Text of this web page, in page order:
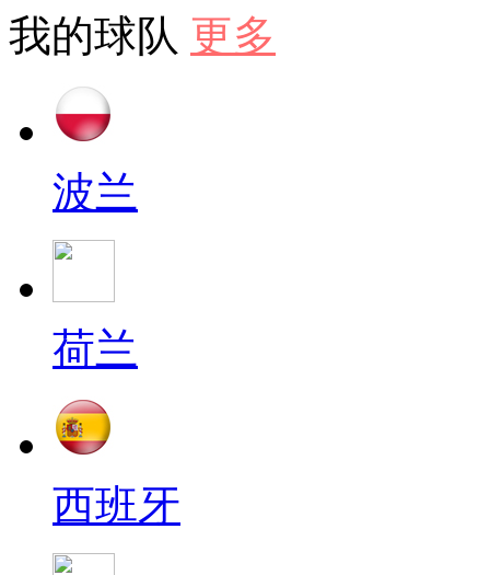
我的球队 更多
波兰
荷兰
西班牙